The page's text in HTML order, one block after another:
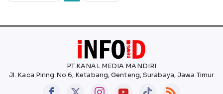
PT KANAL MEDIA MANDIRI
Jl. Kaca Piring No.6, Ketabang, Genteng, Surabaya, Jawa Timur